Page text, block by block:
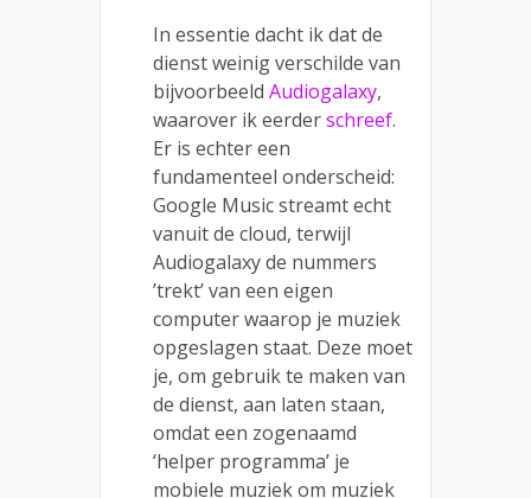
In essentie dacht ik dat de
dienst weinig verschilde van
bijvoorbeeld Audiogalaxy,
waarover ik eerderschreef.
Er is echter een
fundamenteel onderscheid:
Google Music streamt echt
vanuit de cloud, terwijl
Audiogalaxy de nummers
’trekt’ van een eigen
computer waarop je muziek
opgeslagen staat. Deze moet
je, om gebruik te maken van
de dienst, aan laten staan,
omdat een zogenaamd
‘helper programma’ je
mobiele muziek om muziek